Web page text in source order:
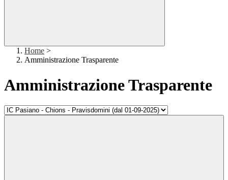
Home >
Amministrazione Trasparente
Amministrazione Trasparente